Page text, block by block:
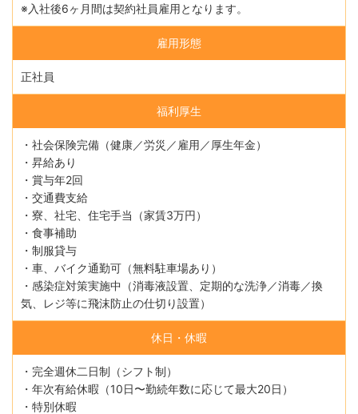
※入社後6ヶ月間は契約社員雇用となります。
雇用形態
正社員
福利厚生
・社会保険完備（健康／労災／雇用／厚生年金）
・昇給あり
・賞与年2回
・交通費支給
・寮、社宅、住宅手当（家賃3万円）
・食事補助
・制服貸与
・車、バイク通勤可（無料駐車場あり）
・感染症対策実施中（消毒液設置、定期的な洗浄／消毒／換
気、レジ等に飛沫防止の仕切り設置）
休日・休暇
・完全週休二日制（シフト制）
・年次有給休暇（10日〜勤続年数に応じて最大20日）
・特別休暇